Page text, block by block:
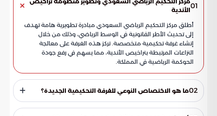
01الأندية
أطلق مركز التحكيم الرياضي السعودي مبادرة تطويرية هامة تهدف
إلى تحديث الأطر القانونية في الوسط الرياضي، وذلك من خلال
إنشاء غرفة تحكيمية متخصصة. تركز هذه الغرفة على معالجة
النزاعات المرتبطة بتراخيص الأندية، مما يسهم في رفع جودة
الحوكمة الرياضية في المملكة.
02ما هو الاختصاص النوعي للغرفة التحكيمية الجديدة؟
تختص الغرفة التحكيمية المستقلة التي أنشأها مركز التحكيم